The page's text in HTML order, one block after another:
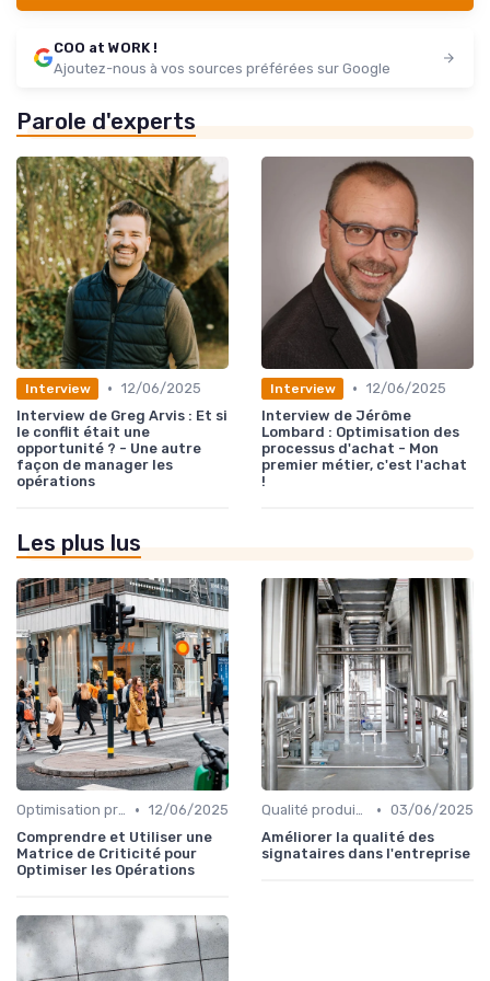
COO at WORK !
Ajoutez-nous à vos sources préférées sur Google
Parole d'experts
Interview • 12/06/2025
Interview de Greg Arvis : Et si
le conflit était une
opportunité ? - Une autre
façon de manager les
opérations
Interview • 12/06/2025
Interview de Jérôme
Lombard : Optimisation des
processus d'achat - Mon
premier métier, c'est l'achat
!
Les plus lus
Optimisation processus • 12/06/2025
Comprendre et Utiliser une
Matrice de Criticité pour
Optimiser les Opérations
Qualité produit et service • 03/06/2025
Améliorer la qualité des
signataires dans l'entreprise